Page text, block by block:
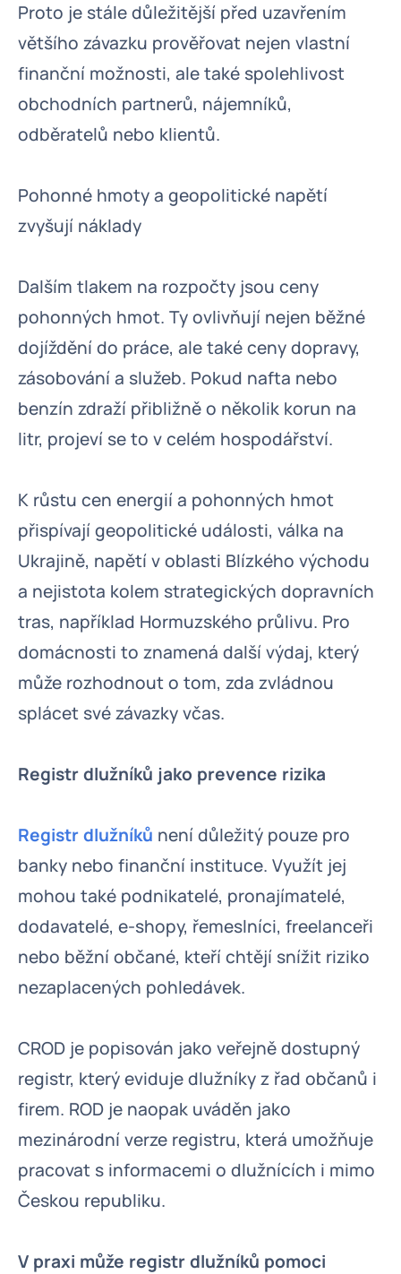
Proto je stále důležitější před uzavřením
většího závazku prověřovat nejen vlastní
finanční možnosti, ale také spolehlivost
obchodních partnerů, nájemníků,
odběratelů nebo klientů.
Pohonné hmoty a geopolitické napětí
zvyšují náklady
Dalším tlakem na rozpočty jsou ceny
pohonných hmot. Ty ovlivňují nejen běžné
dojíždění do práce, ale také ceny dopravy,
zásobování a služeb. Pokud nafta nebo
benzín zdraží přibližně o několik korun na
litr, projeví se to v celém hospodářství.
K růstu cen energií a pohonných hmot
přispívají geopolitické události, válka na
Ukrajině, napětí v oblasti Blízkého východu
a nejistota kolem strategických dopravních
tras, například Hormuzského průlivu. Pro
domácnosti to znamená další výdaj, který
může rozhodnout o tom, zda zvládnou
splácet své závazky včas.
Registr dlužníků jako prevence rizika
Registr dlužníků není důležitý pouze pro
banky nebo finanční instituce. Využít jej
mohou také podnikatelé, pronajímatelé,
dodavatelé, e-shopy, řemeslníci, freelanceři
nebo běžní občané, kteří chtějí snížit riziko
nezaplacených pohledávek.
CROD je popisován jako veřejně dostupný
registr, který eviduje dlužníky z řad občanů i
firem. ROD je naopak uváděn jako
mezinárodní verze registru, která umožňuje
pracovat s informacemi o dlužnících i mimo
Českou republiku.
V praxi může registr dlužníků pomoci